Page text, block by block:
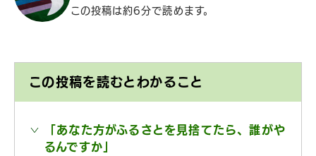
この投稿は約6分で読めます。
この投稿を読むとわかること
「あなた方がふるさとを見捨てたら、誰がや
るんですか」